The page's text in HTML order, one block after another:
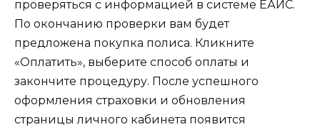
проверяться с информацией в системе ЕАИС.
По окончанию проверки вам будет
предложена покупка полиса. Кликните
«Оплатить», выберите способ оплаты и
закончите процедуру. После успешного
оформления страховки и обновления
страницы личного кабинета появится